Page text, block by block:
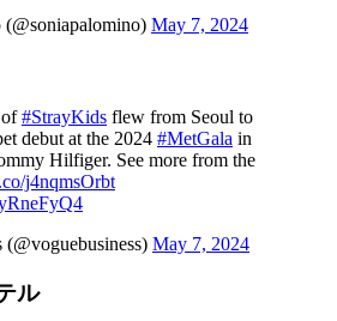
May 7, 2024
of#StrayKids flew from Seoul to
debut at the 2024 #MetGala in
Hilfiger. See more from the
j4nqmsOrbt
May 7, 2024
ル